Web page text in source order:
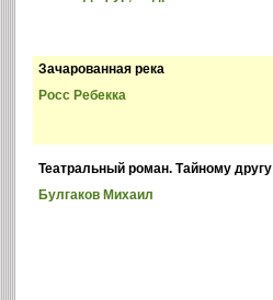
Зачарованная река
Росс Ребекка
Театральный роман. Тайному другу
Булгаков Михаил